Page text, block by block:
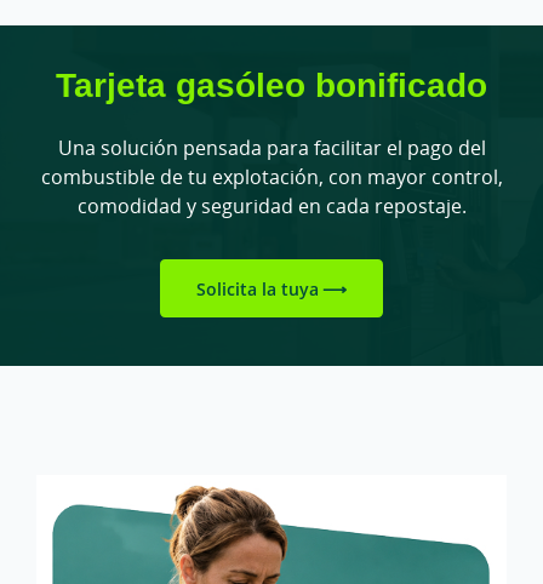
Tarjeta gasóleo bonificado
Una solución pensada para facilitar el pago del
combustible de tu explotación, con mayor control,
comodidad y seguridad en cada repostaje.
Solicita la tuya